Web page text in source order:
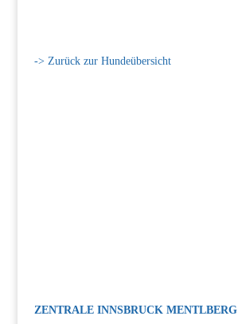
-> Zurück zur Hundeübersicht
ZENTRALE INNSBRUCK MENTLBERG